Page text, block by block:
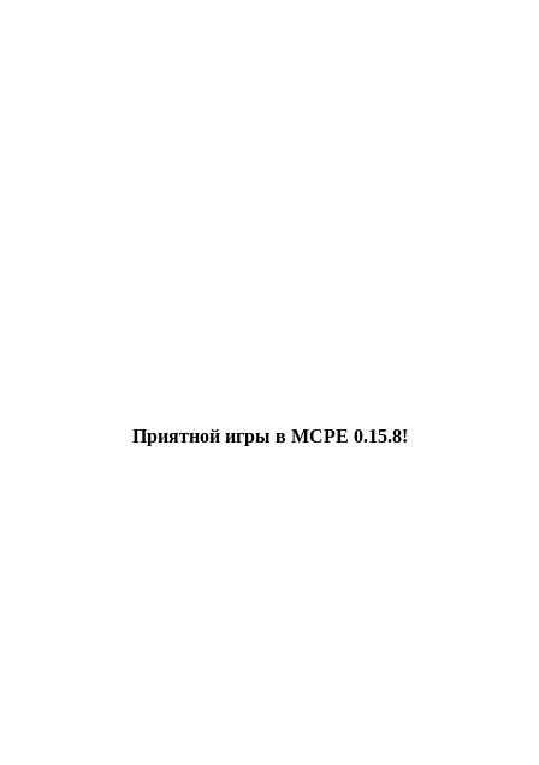
Приятной игры в MCPE 0.15.8!